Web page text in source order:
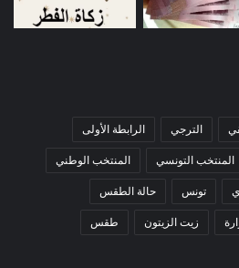
الترجي الرابطة الأولى
المنتخب التونسي المنتخب الوطني
تونس حالة الطقس
زيت الزيتون طقس